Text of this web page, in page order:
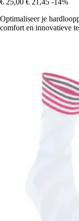
€ 25,00 € 21,45 -14%
Optimaliseer je
comfort en innovatieve